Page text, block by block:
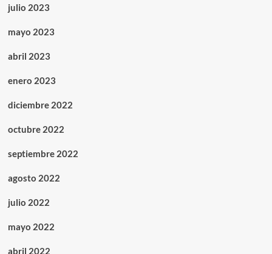
julio 2023
mayo 2023
abril 2023
enero 2023
diciembre 2022
octubre 2022
septiembre 2022
agosto 2022
julio 2022
mayo 2022
abril 2022